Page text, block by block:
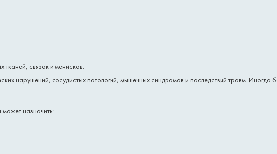
связок и менисков.
нарушений, сосудистых патологий, мышечных синдромов и последствий травм. Иногда
назначить: